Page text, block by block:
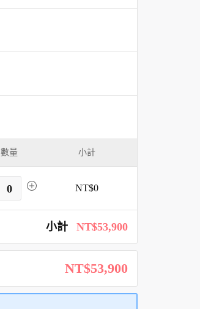
數量 小計
0 NT$0
小計 NT$53,900
NT$53,900